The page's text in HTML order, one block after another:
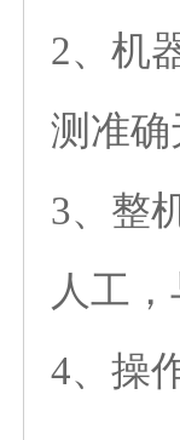
2、机
测准确
3、整
人工
4、操